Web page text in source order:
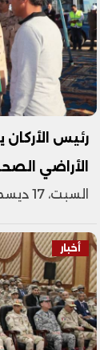
رئيس
الأراضي
السبت، 17 ديسمبر 2022 02:08 م
أخبار